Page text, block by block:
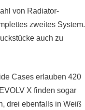
von Radiator-
zweites System.
auch zu
Cases erlauben 420
X finden sogar
drei ebenfalls in Weiß